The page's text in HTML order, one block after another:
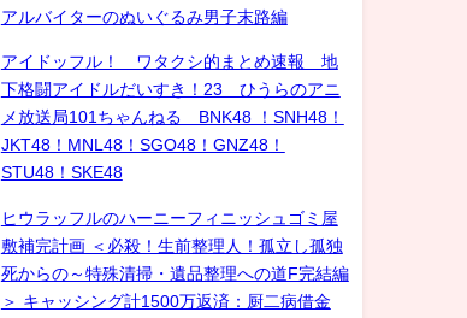
アルバイターのぬいぐるみ男子末路編
アイドッフル！ ワタクシ的まとめ速報 地
下格闘アイドルだいすき！23 ひうらのアニ
メ放送局101ちゃんねる BNK48 ！SNH48！
JKT48！MNL48！SGO48！GNZ48！
STU48！SKE48
ヒウラッフルのハーニーフィニッシュゴミ屋
敷補完計画 ＜必殺！生前整理人！孤立し孤独
死からの～特殊清掃・遺品整理への道F完結編
＞ キャッシング計1500万返済：厨二病借金